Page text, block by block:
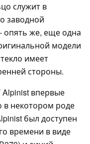
служит в
заводной
опять же, еще одна
модели
имеет
стороны.
Alpinist впервые
в некотором роде
был доступен
времени в виде